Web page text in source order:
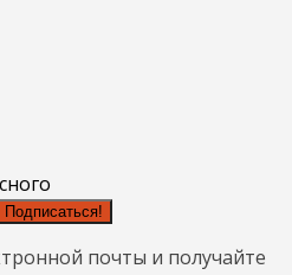
Подписаться!
почты и получайте